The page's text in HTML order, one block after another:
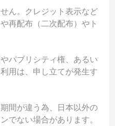
ん。クレジット表示など
再配布（二次配布）やト
パブリシティ権、あるい
用は、申し立てが発生す
間が違う為、日本以外の
でない場合があります。